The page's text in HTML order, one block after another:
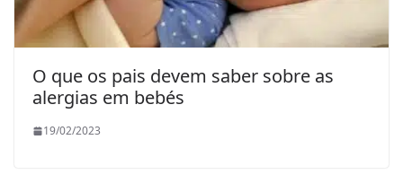
O que os pais devem saber sobre as
alergias em bebés
19/02/2023